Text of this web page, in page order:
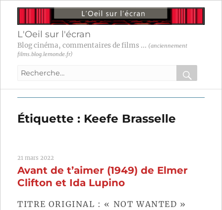
L'Oeil sur l'écran
Blog cinéma, commentaires de films ... (anciennement
films.blog.lemonde.fr)
Recherche
:
OK
Étiquette : Keefe Brasselle
21 mars 2022
Avant de t’aimer (1949) de Elmer
Clifton et Ida Lupino
TITRE ORIGINAL : « NOT WANTED »